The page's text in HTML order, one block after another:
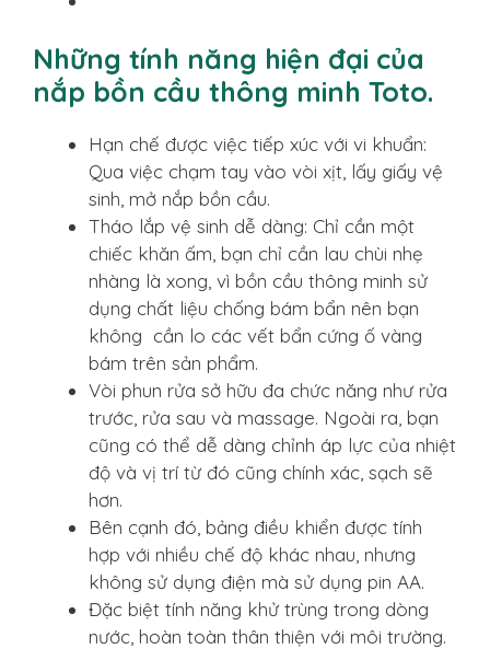
Những tính năng hiện đại của
nắp bồn cầu thông minh Toto.
Hạn chế được việc tiếp xúc với vi khuẩn:
Qua việc chạm tay vào vòi xịt, lấy giấy vệ
sinh, mở nắp bồn cầu.
Tháo lắp vệ sinh dễ dàng: Chỉ cần một
chiếc khăn ấm, bạn chỉ cần lau chùi nhẹ
nhàng là xong, vì bồn cầu thông minh sử
dụng chất liệu chống bám bẩn nên bạn
không cần lo các vết bẩn cứng ố vàng
bám trên sản phẩm.
Vòi phun rửa sở hữu đa chức năng như rửa
trước, rửa sau và massage. Ngoài ra, bạn
cũng có thể dễ dàng chỉnh áp lực của nhiệt
độ và vị trí từ đó cũng chính xác, sạch sẽ
hơn.
Bên cạnh đó, bảng điều khiển được tính
hợp với nhiều chế độ khác nhau, nhưng
không sử dụng điện mà sử dụng pin AA.
Đặc biệt tính năng khử trùng trong dòng
nước, hoàn toàn thân thiện với môi trường.